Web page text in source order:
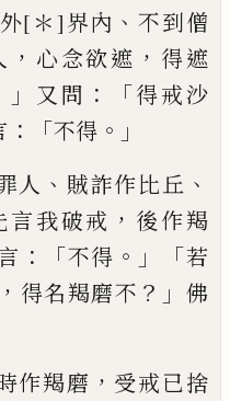
[＊]界內 、不到僧
， 心念欲遮 ， 得遮
」 又 問 ：「得戒沙
：「不得 。」
人 、 賊詐作比丘 、
言我破戒 ， 後作羯
：「不得 。」「若
， 得名羯磨不 ？」 佛
作羯磨 ， 受戒已捨